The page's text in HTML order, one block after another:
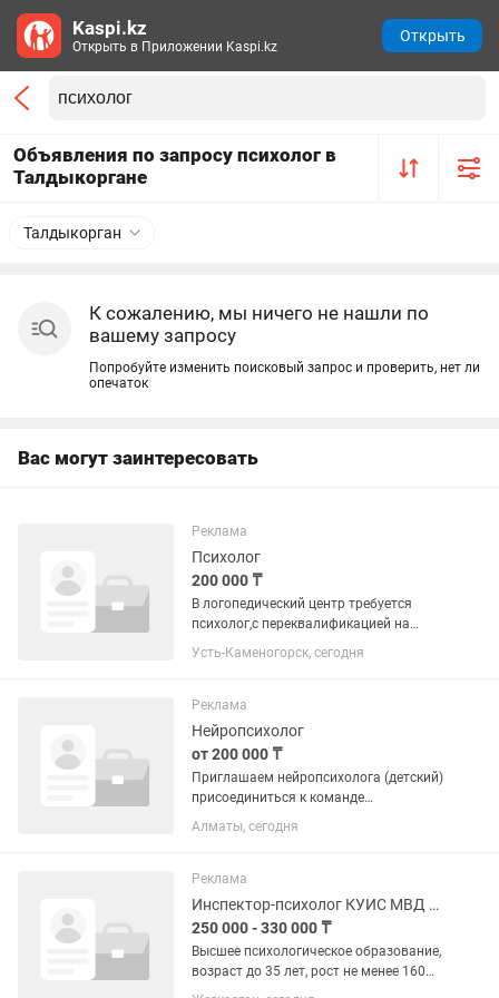
Объявления по запросу психолог в
Талдыкоргане
Талдыкорган
К сожалению, мы ничего не нашли по
вашему запросу
Попробуйте изменить поисковый запрос и проверить, нет ли
опечаток
Вас могут заинтересовать
Реклама
Психолог
200 000 ₸
В логопедический центр требуется
психолог,с переквалификацией на
нейропсихолога , обучение от
организации. возраст 27-45 лет знание
Усть-Каменогорск, сегодня
Реклама
Нейропсихолог
от 200 000 ₸
Приглашаем нейропсихолога (детский)
присоединиться к команде
коррекционного детского сада «Нұрлы
Бала» в Алматы. О нас: • Небольшой
особенностями развития (2.5–8...
Алматы, сегодня
Реклама
Инспектор-психолог КУИС МВД РК
250 000 - 330 000 ₸
Высшее психологическое образование,
возраст до 35 лет, рост не менее 160
см, отсутствие татуировок на теле,
Kaspi.kz
Открыть в Приложении Kaspi.kz
Открыть